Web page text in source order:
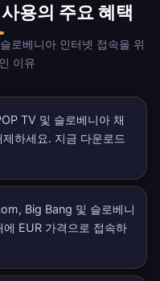
용의 주요 혜택
로베니아 인터넷 접속을 위
이유
TV 및 슬로베니아 채
하세요. 지금 다운로드
Big Bang 및 슬로베니
에 EUR 가격으로 접속하